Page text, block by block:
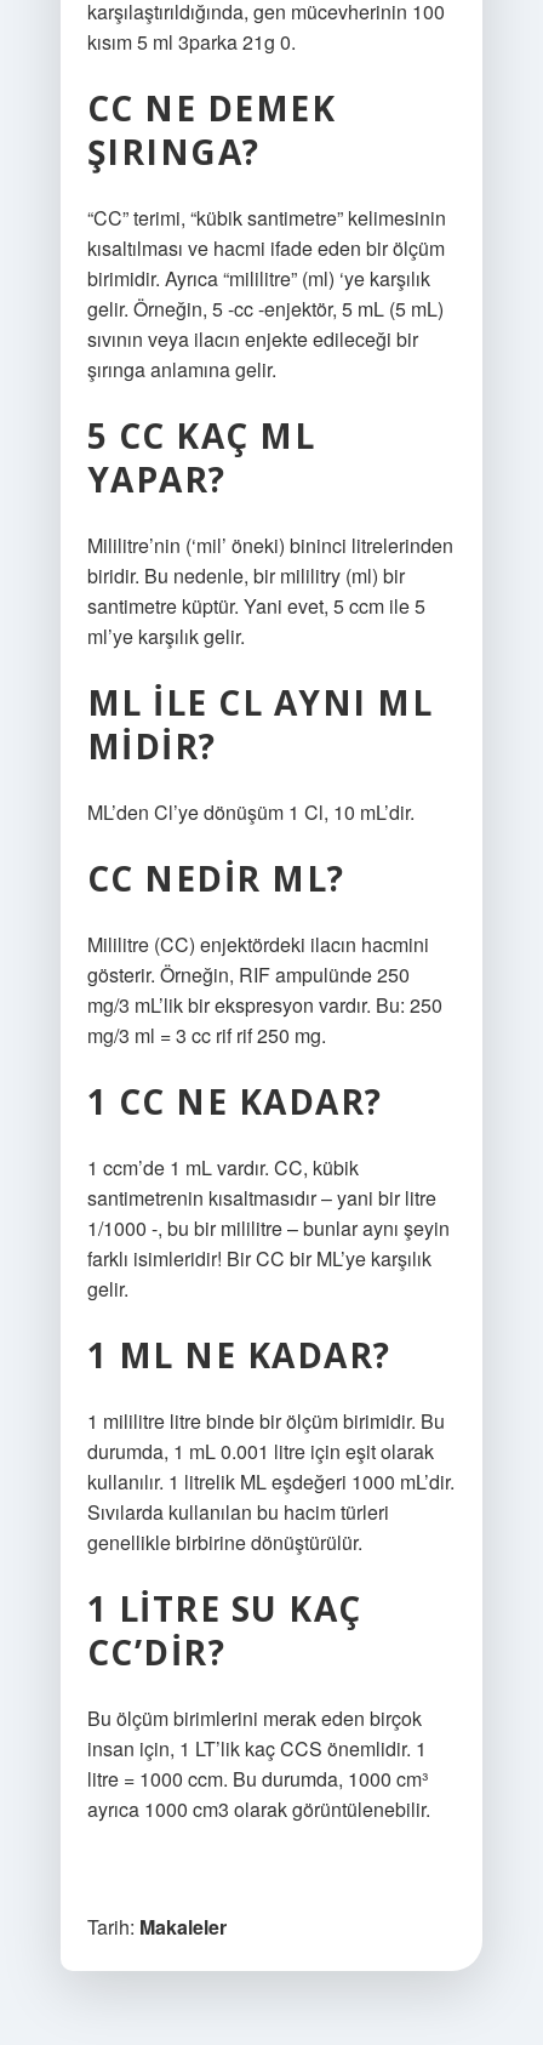
karşılaştırıldığında, gen mücevherinin 100
kısım 5 ml 3parka 21g 0.
CC NE DEMEK
ŞIRINGA?
“CC” terimi, “kübik santimetre” kelimesinin
kısaltılması ve hacmi ifade eden bir ölçüm
birimidir. Ayrıca “mililitre” (ml) ‘ye karşılık
gelir. Örneğin, 5 -cc -enjektör, 5 mL (5 mL)
sıvının veya ilacın enjekte edileceği bir
şırınga anlamına gelir.
5 CC KAÇ ML
YAPAR?
Mililitre’nin (‘mil’ öneki) bininci litrelerinden
biridir. Bu nedenle, bir mililitry (ml) bir
santimetre küptür. Yani evet, 5 ccm ile 5
ml’ye karşılık gelir.
ML ILE CL AYNI ML
MIDIR?
ML’den Cl’ye dönüşüm 1 Cl, 10 mL’dir.
CC NEDIR ML?
Mililitre (CC) enjektördeki ilacın hacmini
gösterir. Örneğin, RIF ampulünde 250
mg/3 mL’lik bir ekspresyon vardır. Bu: 250
mg/3 ml = 3 cc rif rif 250 mg.
1 CC NE KADAR?
1 ccm’de 1 mL vardır. CC, kübik
santimetrenin kısaltmasıdır – yani bir litre
1/1000 -, bu bir mililitre – bunlar aynı şeyin
farklı isimleridir! Bir CC bir ML’ye karşılık
gelir.
1 ML NE KADAR?
1 mililitre litre binde bir ölçüm birimidir. Bu
durumda, 1 mL 0.001 litre için eşit olarak
kullanılır. 1 litrelik ML eşdeğeri 1000 mL’dir.
Sıvılarda kullanılan bu hacim türleri
genellikle birbirine dönüştürülür.
1 LITRE SU KAÇ
CC’DIR?
Bu ölçüm birimlerini merak eden birçok
insan için, 1 LT’lik kaç CCS önemlidir. 1
litre = 1000 ccm. Bu durumda, 1000 cm³
ayrıca 1000 cm3 olarak görüntülenebilir.
Tarih: Makaleler